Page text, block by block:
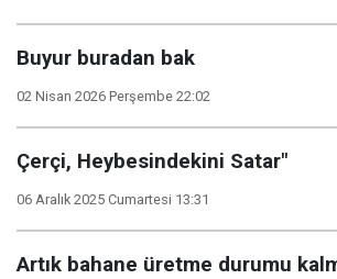
Buyur buradan bak
02 Nisan 2026 Perşembe 22:02
Çerçi, Heybesindekini Satar"
06 Aralık 2025 Cumartesi 13:31
Artık bahane üretme durumu